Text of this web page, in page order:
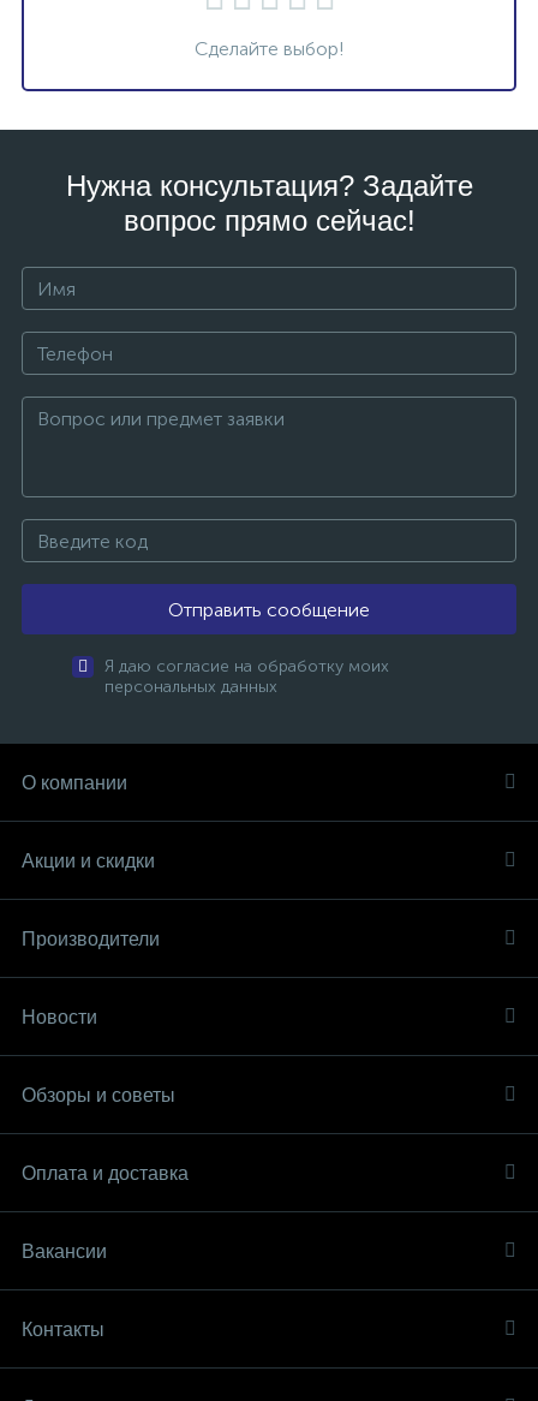
Сделайте выбор!
Нужна консультация? Задайте
вопрос прямо сейчас!
Отправить сообщение
Я даю согласие на обработку моих
персональных данных
О компании
Акции и скидки
Производители
Новости
Обзоры и советы
Оплата и доставка
Вакансии
Контакты